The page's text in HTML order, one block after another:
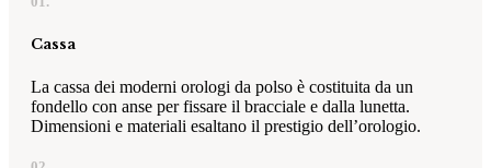
Cassa
La cassa dei moderni orologi da polso è costituita da un
fondello con anse per fissare il bracciale e dalla lunetta.
Dimensioni e materiali esaltano il prestigio dell’orologio.